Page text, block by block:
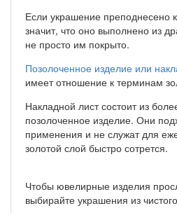
Если украшение преподнесено
значит, что оно выполнено из
не просто им покрыто.
Позолоченное изделие или
имеет отношение к терминам
Накладной лист состоит из
позолоченное изделие. Они
применения и не служат для
золотой слой быстро сотрется.
Чтобы ювелирные изделия
выбирайте украшения из